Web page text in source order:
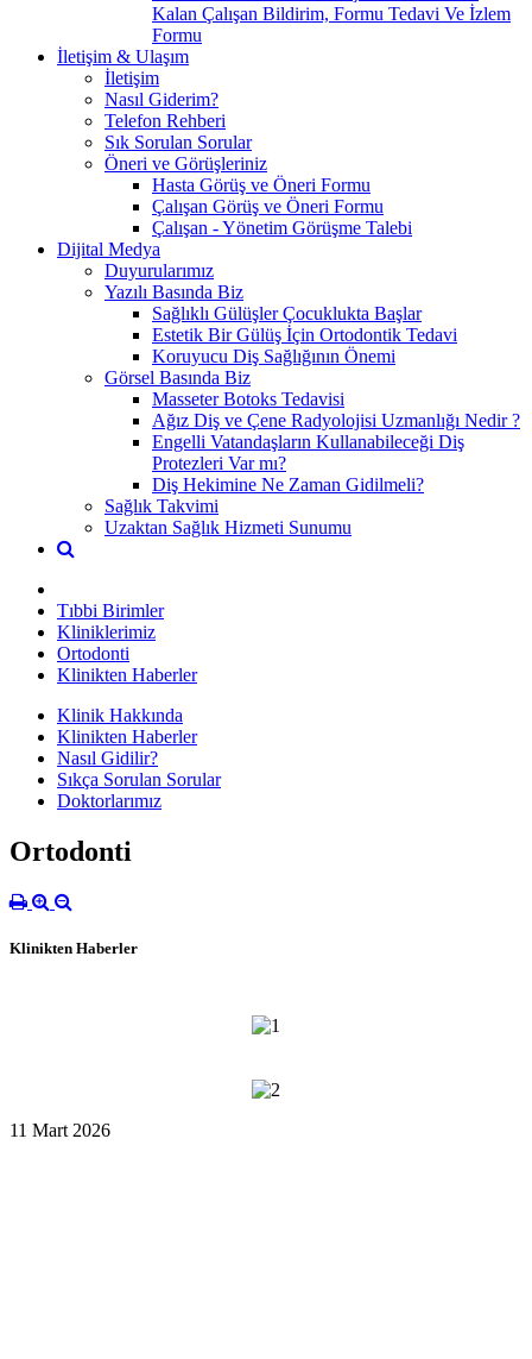
Kalan Çalışan Bildirim, Formu Tedavi Ve İzlem
Formu
İletişim & Ulaşım
İletişim
Nasıl Giderim?
Telefon Rehberi
Sık Sorulan Sorular
Öneri ve Görüşleriniz
Hasta Görüş ve Öneri Formu
Çalışan Görüş ve Öneri Formu
Çalışan - Yönetim Görüşme Talebi
Dijital Medya
Duyurularımız
Yazılı Basında Biz
Sağlıklı Gülüşler Çocuklukta Başlar
Estetik Bir Gülüş İçin Ortodontik Tedavi
Koruyucu Diş Sağlığının Önemi
Görsel Basında Biz
Masseter Botoks Tedavisi
Ağız Diş ve Çene Radyolojisi Uzmanlığı Nedir ?
Engelli Vatandaşların Kullanabileceği Diş
Protezleri Var mı?
Diş Hekimine Ne Zaman Gidilmeli?
Sağlık Takvimi
Uzaktan Sağlık Hizmeti Sunumu
Tıbbi Birimler
Kliniklerimiz
Ortodonti
Klinikten Haberler
Klinik Hakkında
Klinikten Haberler
Nasıl Gidilir?
Sıkça Sorulan Sorular
Doktorlarımız
Ortodonti
Klinikten Haberler
11 Mart 2026